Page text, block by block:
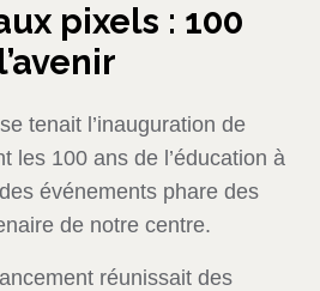
pixels : 100
tenait l’inauguration de
les 100 ans de l’éducation à
événements phare des
de notre centre.
réunissait des